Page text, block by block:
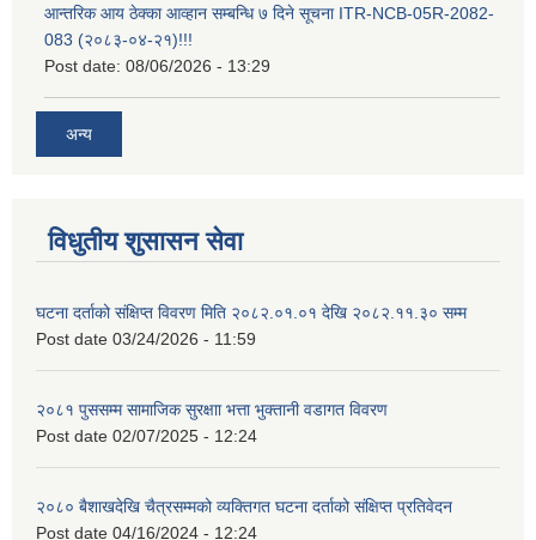
आन्तरिक आय ठेक्का आव्हान सम्बन्धि ७ दिने सूचना ITR-NCB-05R-2082-
083 (२०८३-०४-२१)!!!
Post date: 08/06/2026 - 13:29
अन्य
विधुतीय शुसासन सेवा
घटना दर्ताको संक्षिप्त विवरण मिति २०८२.०१.०१ देखि २०८२.११.३० सम्म
Post date 03/24/2026 - 11:59
२०८१ पुससम्म सामाजिक सुरक्षाा भत्ता भुक्तानी वडागत विवरण
Post date 02/07/2025 - 12:24
२०८० बैशाखदेखि चैत्रसम्मको व्यक्तिगत घटना दर्ताको संक्षिप्त प्रतिवेदन
Post date 04/16/2024 - 12:24